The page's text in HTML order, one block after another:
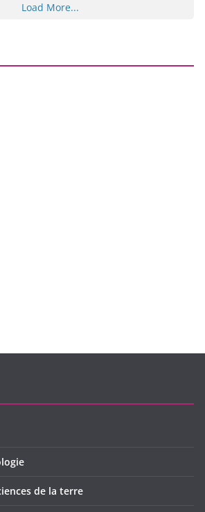
Load More...
de la terre